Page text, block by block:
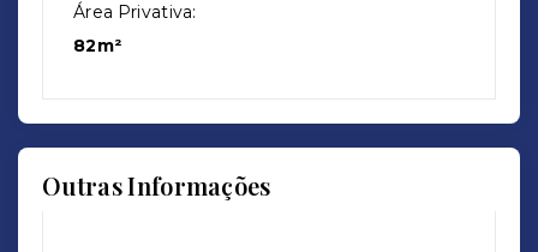
Área Privativa:
82m²
Outras Informações